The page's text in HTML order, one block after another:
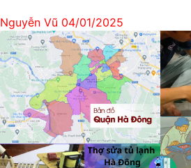
Nguyễn Vũ 04/01/2025